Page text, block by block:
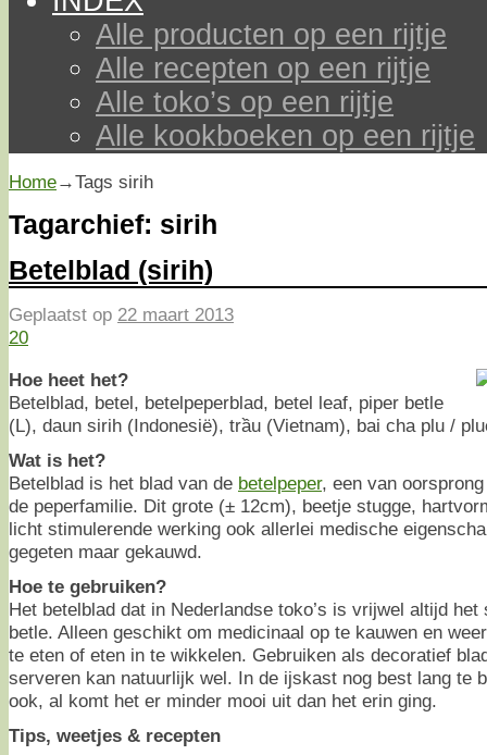
Alle producten op een rijtje
Alle recepten op een rijtje
Alle toko’s op een rijtje
Alle kookboeken op een rijtje
Home→Tags sirih
Tagarchief: sirih
Betelblad (sirih)
Geplaatst op 22 maart 2013
20
Hoe heet het?
Betelblad, betel, betelpeperblad, betel leaf, piper betle
(L), daun sirih (Indonesië), trầu (Vietnam), bai cha plu /
Wat is het?
Betelblad is het blad van de betelpeper, een van
de peperfamilie. Dit grote (± 12cm), beetje stugge,
licht stimulerende werking ook allerlei medische
gegeten maar gekauwd.
Hoe te gebruiken?
Het betelblad dat in Nederlandse toko’s is vrijwel altijd
betle. Alleen geschikt om medicinaal op te kauwen en
te eten of eten in te wikkelen. Gebruiken als decoratief
serveren kan natuurlijk wel. In de ijskast nog best lang te
ook, al komt het er minder mooi uit dan het erin ging.
Tips, weetjes & recepten